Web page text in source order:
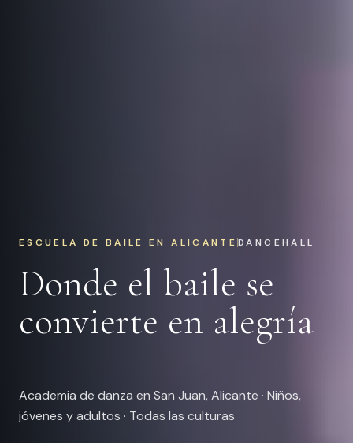
ESCUELA DE BAILE EN ALICANTE
Donde el baile se
convierte en alegría
Academia de danza en San Juan, Alicante · Niños,
jóvenes y adultos · Todas las culturas